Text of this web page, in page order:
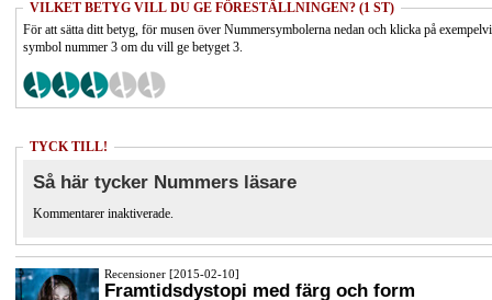
VILKET BETYG VILL DU GE FÖRESTÄLLNINGEN? (1 ST)
För att sätta ditt betyg, för musen över Nummersymbolerna nedan och klicka på
symbol nummer 3 om du vill ge betyget 3.
TYCK TILL!
Så här tycker Nummers läsare
Kommentarer inaktiverade.
Recensioner [2015-02-10]
Framtidsdystopi med färg och form